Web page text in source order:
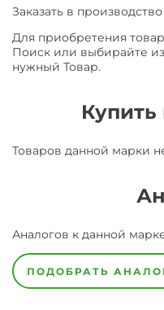
Заказать в
Для приобретения
Поиск или выбирайте
нужный Товар.
Купить
Товаров данной марки
Аналогов к данной
ПОДОБРАТЬ